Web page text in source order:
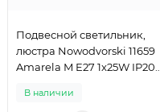
Подвесной светильник,
люстра Nowodvorski 11659
Amarela M E27 1x25W IP20
В наличии